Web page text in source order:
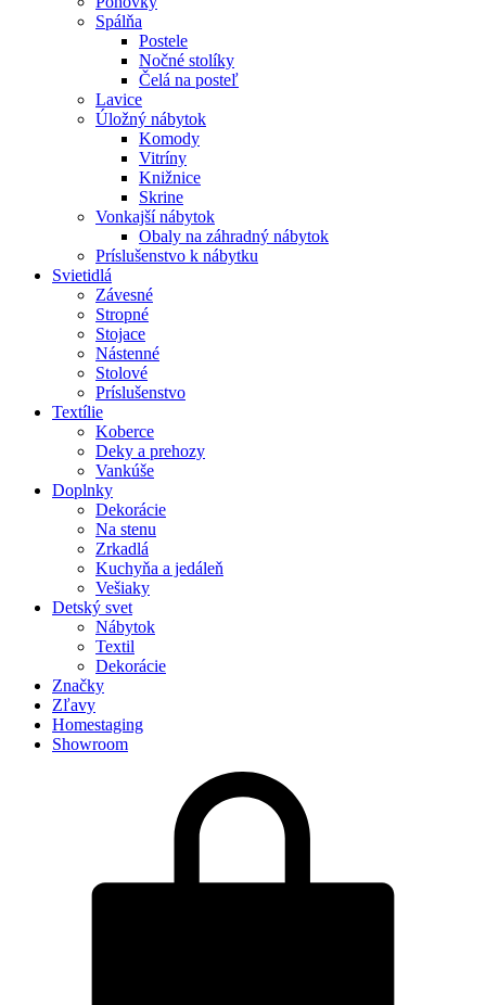
Spálňa
Postele
Nočné stolíky
Čelá na posteľ
Lavice
Úložný nábytok
Komody
Vitríny
Knižnice
Skrine
Vonkajší nábytok
Obaly na záhradný nábytok
Príslušenstvo k nábytku
Svietidlá
Závesné
Stropné
Stojace
Nástenné
Stolové
Príslušenstvo
Textílie
Koberce
Deky a prehozy
Vankúše
Doplnky
Dekorácie
Na stenu
Zrkadlá
Kuchyňa a jedáleň
Vešiaky
Detský svet
Nábytok
Textil
Dekorácie
Značky
Zľavy
Homestaging
Showroom